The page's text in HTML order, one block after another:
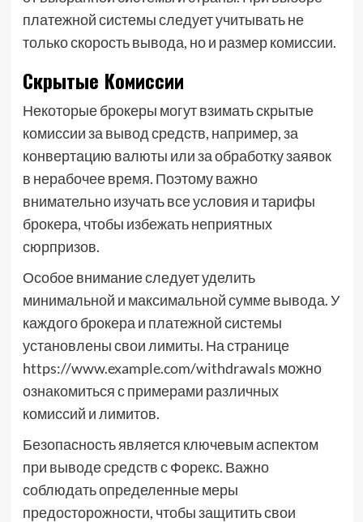
платежной системы следует учитывать не
только скорость вывода, но и размер комиссии.
Скрытые Комиссии
Некоторые брокеры могут взимать скрытые
комиссии за вывод средств, например, за
конвертацию валюты или за обработку заявок
в нерабочее время. Поэтому важно
внимательно изучать все условия и тарифы
брокера, чтобы избежать неприятных
сюрпризов.
Особое внимание следует уделить
минимальной и максимальной сумме вывода. У
каждого брокера и платежной системы
установлены свои лимиты. На странице
https://www.example.com/withdrawals можно
ознакомиться с примерами различных
комиссий и лимитов.
Безопасность является ключевым аспектом
при выводе средств с Форекс. Важно
соблюдать определенные меры
предосторожности, чтобы защитить свои